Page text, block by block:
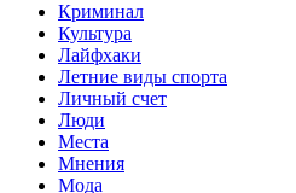
Криминал
Культура
Лайфхаки
Летние виды спорта
Личный счет
Люди
Места
Мнения
Мода